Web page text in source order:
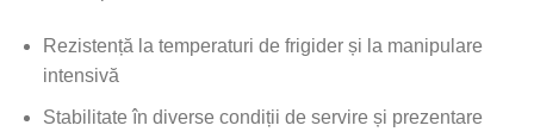
Rezistență la temperaturi de frigider și la manipulare
intensivă
Stabilitate în diverse condiții de servire și prezentare